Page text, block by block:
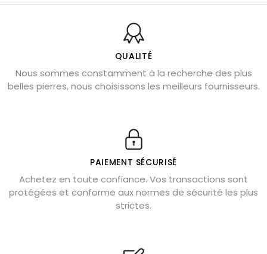
Bienfaits de la sélénite – pierre des anges
L’améthyste est-elle faite pour moi ?
Chrysocolle : pierre apaisante
Obsidienne dorée : vertus et signification
Véritable citrine naturelle non chauffée
Où placer la citrine dans la maison
Cornaline : propriétés magiques
Capricorne : quelles pierres choisir
Shungite : purification et protection
QUALITÉ
Nous sommes constamment à la recherche des plus
belles pierres, nous choisissons les meilleurs fournisseurs.
PAIEMENT SÉCURISÉ
Achetez en toute confiance. Vos transactions sont
protégées et conforme aux normes de sécurité les plus
strictes.